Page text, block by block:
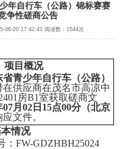
年自行车（公路）锦标赛赛
争性磋商公告
06-20 17:42:41 阅读数：1544次
项目概况
省青少年自行车（公路）
在供应商在茂名市高凉中
房B1室获取磋商文
07月02日15点00分（北京
文件。
情况
：FW-GDZHBH25024